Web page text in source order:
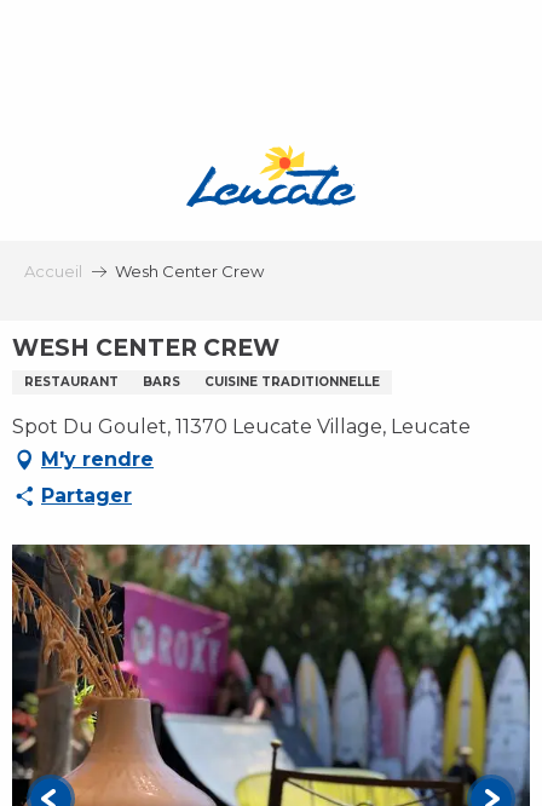
Accueil Wesh Center Crew
WESH CENTER CREW
RESTAURANT BARS CUISINE TRADITIONNELLE
Spot Du Goulet, 11370 Leucate Village, Leucate
M'y rendre
Partager